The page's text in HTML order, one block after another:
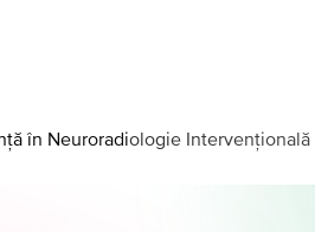
în Neuroradiologie